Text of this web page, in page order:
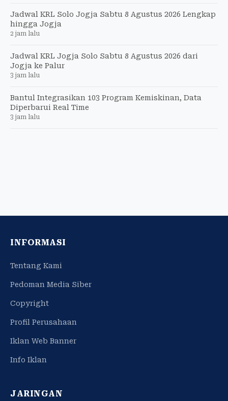
Jadwal KRL Solo Jogja Sabtu 8 Agustus 2026 Lengkap
hingga Jogja
2 jam lalu
Jadwal KRL Jogja Solo Sabtu 8 Agustus 2026 dari
Jogja ke Palur
3 jam lalu
Bantul Integrasikan 103 Program Kemiskinan, Data
Diperbarui Real Time
3 jam lalu
INFORMASI
Tentang Kami
Pedoman Media Siber
Copyright
Profil Perusahaan
Iklan Web Banner
Info Iklan
JARINGAN